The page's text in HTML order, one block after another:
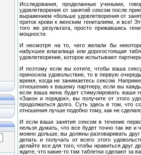
Исследования, проделанные учеными,
удовлетворения от занятий сексом после
выражением «больше удовлетворения от
приток крови к женским гениталиям, и все!
того же результата, просто прижавшись
мощности.
И несмотря на то, чего желали бы
набухшее влагалище или дорогостоящая
удовлетворение, которое испытывают
И поэтому если вы хотите, чтобы ваша
приносила удовольствие, то в первую
время, когда не занимаетесь сексом.
отношению к вашему партнеру, если вы
если ваша жена будет стимулировать ваши
«Закон и порядок», вы получите от этого
продолжаться долго. Суть здесь в том, что
отношения лучше подобно тому, как не
И если ваши занятия сексом в течение
нельзя думать, что все будет точно так же и
можно дольше, вы должны разговаривать
делать и получать от всего этого
делайте все для того, чтобы нравиться друг
ждите, что какие-то там таблетки сделают за